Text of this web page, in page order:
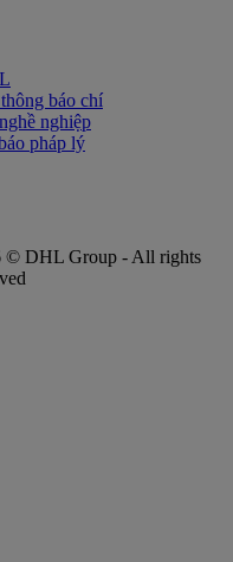
báo chí
nghiệp
pháp lý
© DHL Group - All rights